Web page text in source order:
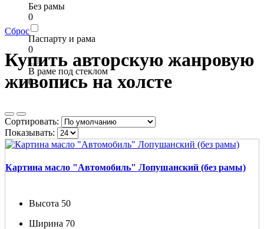
Без рамы
0
Паспарту и рама
0
В раме под стеклом
0
Сброс
Купить авторскую жанровую
живопись на холсте
Сортировать:
Показывать:
Картина масло "Автомобиль" Лопушанский (без рамы)
Высота 50
Ширина 70